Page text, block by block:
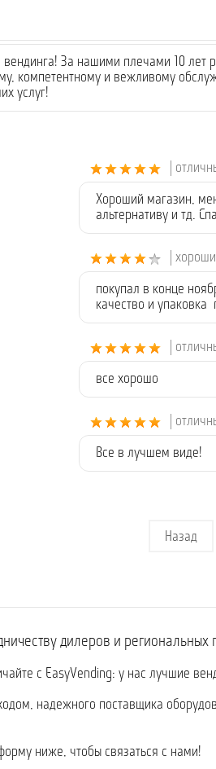
За нашими плечами 10
компетентному и вежливому
услуг!
|
Хороший магазин,
альтернативу и тд.
|
покупал в конце
качество и упаковка
|
все хорошо
|
Все в лучшем виде!
Назад
дилеров и региональных
с EasyVending: у нас лучшие
надежного поставщика
ниже, чтобы связаться с нами!